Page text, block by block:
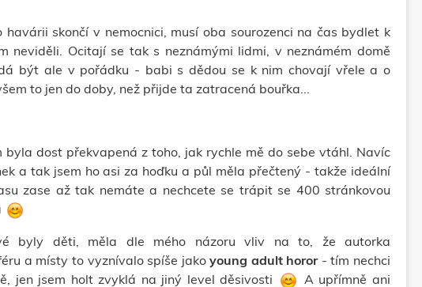
skončí v nemocnici, musí oba sourozenci na čas bydlet k
neviděli. Ocitají se tak s neznámými lidmi, v neznámém domě
být ale v pořádku - babi s dědou se k nim chovají vřele a o
to jen do doby, než přijde ta zatracená bouřka...
byla dost překvapená z toho, jak rychle mě do sebe vtáhl. Navíc
a tak jsem ho asi za hoďku a půl měla přečtený - takže ideální
zase až tak nemáte a nechcete se trápit se 400 stránkovou
byly děti, měla dle mého názoru vliv na to, že autorka
a místy to vyznívalo spíše jakoyoung adult horor - tím nechci
jen jsem holt zvyklá na jiný level děsivosti
A upřímně ani